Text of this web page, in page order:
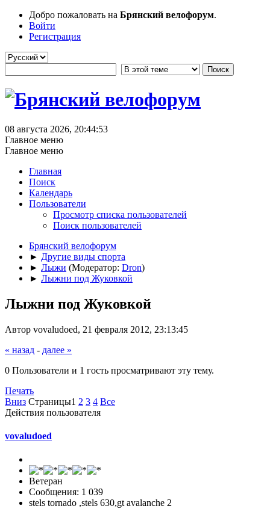
Добро пожаловать на Брянский велофорум.
Войти
Регистрация
08 августа 2026, 20:44:53
Главное меню
Главное меню
Главная
Поиск
Календарь
Пользователи
Просмотр списка пользователей
Поиск пользователей
Брянский велофорум
► Другие виды спорта
► Лыжи (Модератор: Dron)
► Лыжни под Жуковкой
Лыжни под Жуковкой
Автор vovaludoed, 21 февраля 2012, 23:13:45
« назад - далее »
0 Пользователи и 1 гость просматривают эту тему.
Печать
Вниз Страницы1 2 3 4 Все
Действия пользователя
vovaludoed
Ветеран
Сообщения: 1 039
stels tornado ,stels 630,gt avalanche 2